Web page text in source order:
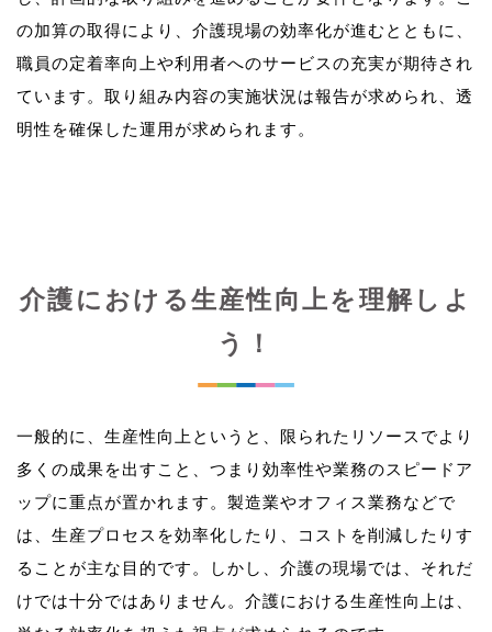
の加算の取得により、介護現場の効率化が進むとともに、
職員の定着率向上や利用者へのサービスの充実が期待され
ています。取り組み内容の実施状況は報告が求められ、透
介護における生産性向上を理解しよ
う！
一般的に、生産性向上というと、限られたリソースでより
多くの成果を出すこと、つまり効率性や業務のスピードア
ップに重点が置かれます。製造業やオフィス業務などで
は、生産プロセスを効率化したり、コストを削減したりす
ることが主な目的です。しかし、介護の現場では、それだ
けでは十分ではありません。介護における生産性向上は、